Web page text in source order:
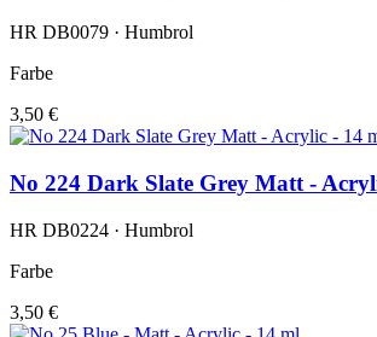
HR DB0079 · Humbrol
Farbe
3,50 €
No 224 Dark Slate Grey Matt -
HR DB0224 · Humbrol
Farbe
3,50 €